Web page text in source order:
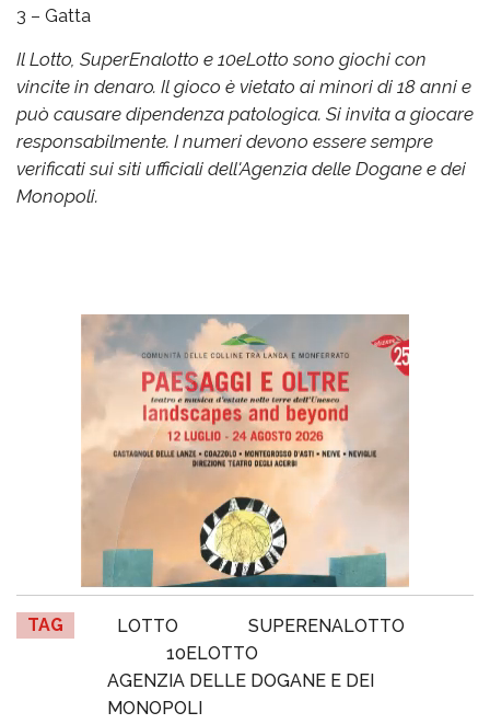
3 – Gatta
Il Lotto, SuperEnalotto e 10eLotto sono giochi con
vincite in denaro. Il gioco è vietato ai minori di 18 anni e
può causare dipendenza patologica. Si invita a giocare
responsabilmente. I numeri devono essere sempre
verificati sui siti ufficiali dell'Agenzia delle Dogane e dei
Monopoli.
TAG LOTTO
SUPERENALOTTO
10ELOTTO
AGENZIA DELLE DOGANE E DEI
MONOPOLI